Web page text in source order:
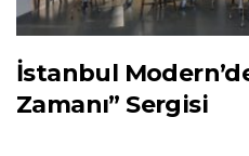
İstanbul
Zamanı” Sergisi